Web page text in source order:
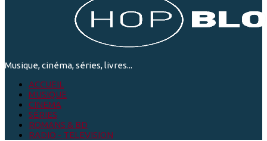
Musique, cinéma, séries, livres...
ACCUEIL
MUSIQUE
CINEMA
SÉRIES
ROMANS & BD
RADIO - TELEVISION